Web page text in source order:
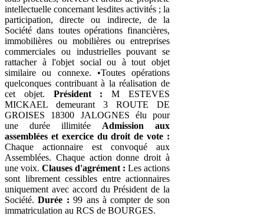
intellectuelle concernant lesdites activités ; la
participation, directe ou indirecte, de la
Société dans toutes opérations financières,
immobilières ou mobilières ou entreprises
commerciales ou industrielles pouvant se
rattacher à l'objet social ou à tout objet
similaire ou connexe. •Toutes opérations
quelconques contribuant à la réalisation de
cet objet. Président : M ESTEVES
MICKAEL demeurant 3 ROUTE DE
GROISES 18300 JALOGNES élu pour
une durée illimitée Admission aux
assemblées et exercice du droit de vote :
Chaque actionnaire est convoqué aux
Assemblées. Chaque action donne droit à
une voix. Clauses d'agrément : Les actions
sont librement cessibles entre actionnaires
uniquement avec accord du Président de la
Société.Durée : 99 ans à compter de son
immatriculation au RCS de BOURGES.